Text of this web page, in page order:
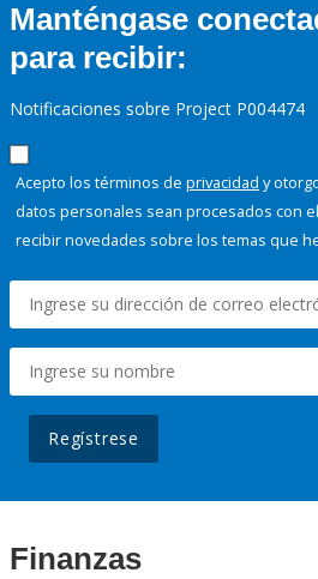
Manténgase
para recibir:
Notificaciones sobre Project P004474
Acepto los términos de privacidad y
datos personales sean procesados con
recibir novedades sobre los temas que
Regístrese
Finanzas